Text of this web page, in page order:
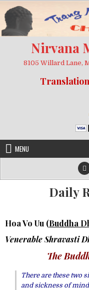
to
content
Nirvana
8105 Willard Lane,
MENU
Daily
Hoa Vo Uu (Buddha
Venerable Shravasti
The
There are these two
and sickness of